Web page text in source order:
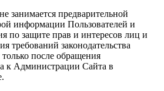
занимается предварительной
информации Пользователей и
по защите прав и интересов лиц и
требований законодательства
после обращения
к Администрации Сайта в